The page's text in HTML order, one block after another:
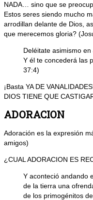
NADA… sino que se
Estos seres siendo mucho
arrodillan delante de Dios,
que merecemos gloria?
Deléitate asimismo en
Y él te concederá las
37:4)
¡Basta YA DE
DIOS TIENE QUE
ADORACION
Adoración es la expresión
amigos)
¿CUAL ADORACION ES
Y aconteció andando
de la tierra una
de los primogénitos